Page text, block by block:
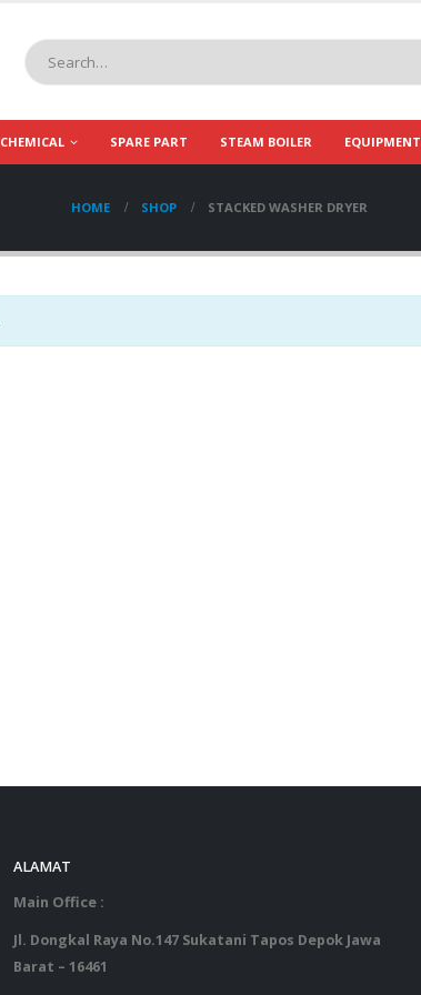
CHEMICAL SPARE PART STEAM BOILER EQUIPMENT
HOME SHOP STACKED WASHER DRYER
ALAMAT
Main Office :
Jl. Dongkal Raya No.147 Sukatani Tapos Depok Jawa
Barat – 16461